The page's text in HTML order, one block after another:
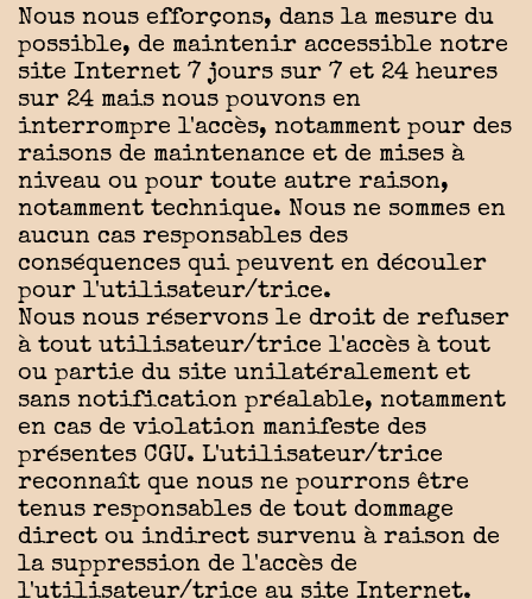
Nous nous efforçons, dans la mesure du
possible, de maintenir accessible notre
site Internet 7 jours sur 7 et 24 heures
sur 24 mais nous pouvons en
interrompre l'accès, notamment pour des
raisons de maintenance et de mises à
niveau ou pour toute autre raison,
notamment technique. Nous ne sommes en
aucun cas responsables des
conséquences qui peuvent en découler
pour l'utilisateur/trice.
Nous nous réservons le droit de refuser
à tout utilisateur/trice l'accès à tout
ou partie du site unilatéralement et
sans notification préalable, notamment
en cas de violation manifeste des
présentes CGU. L'utilisateur/trice
reconnaît que nous ne pourrons être
tenus responsables de tout dommage
direct ou indirect survenu à raison de
la suppression de l'accès de
l'utilisateur/trice au site Internet.